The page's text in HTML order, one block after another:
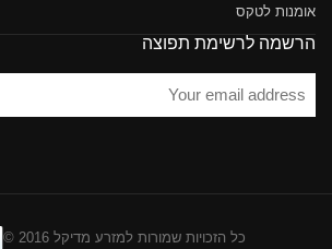
אומנות לטקס
הרשמה לרשימת תפוצה
כל הזכויות שמורות למזרע מדיקל 2016 ©